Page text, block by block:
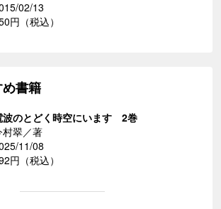
02/13
円（税込）
書籍
波のとどく時空にいます 2巻
村翠／著
11/08
円（税込）